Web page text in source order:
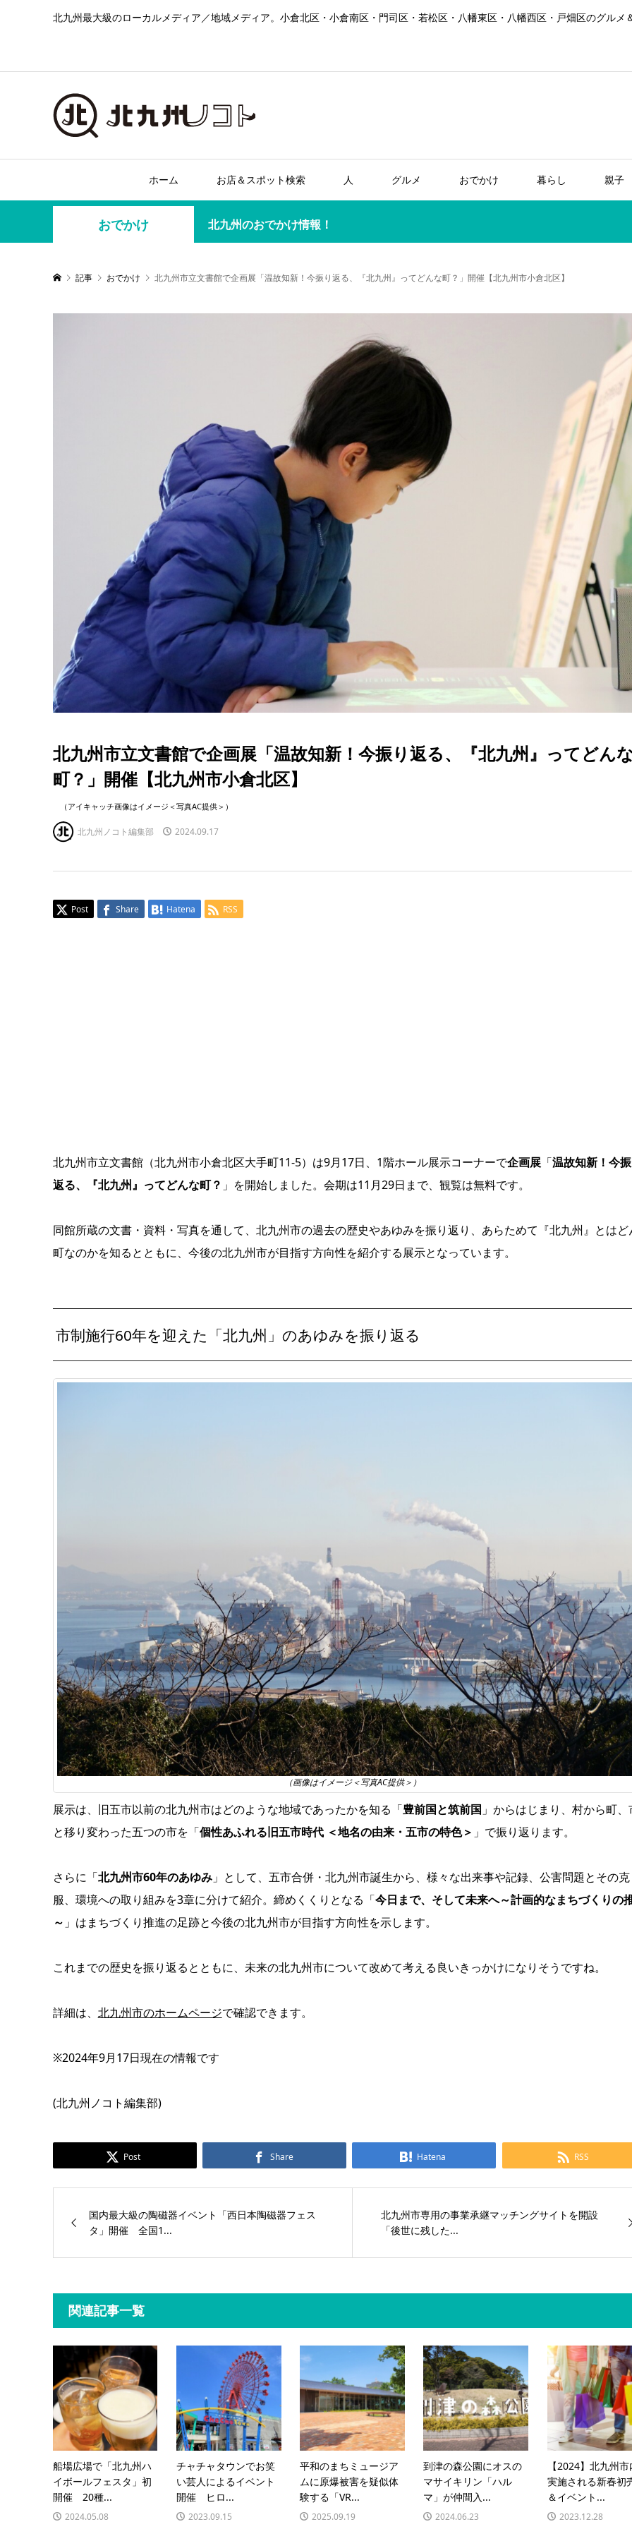
北九州最大級のローカルメディア／地域メディア。小倉北区・小倉南区・門司区・若松区・八幡東区・八幡西区・戸畑区のグル
ホーム お店＆スポット検索 人 グルメ おでかけ 暮らし 親子
おでかけ 北九州のおでかけ情報！
記事 おでかけ 北九州市立文書館で企画展「温故知新！今振り返る、『北九州』ってどんな町？」開催【北九州市小倉北区】
北九州市立文書館で企画展「温故知新！今振り返る、『北九州』ってどん
町？」開催【北九州市小倉北区】
（アイキャッチ画像はイメージ＜写真AC提供＞）
北九州ノコト編集部 2024.09.17
Post Share Hatena RSS
北九州市立文書館（北九州市小倉北区大手町11-5）は9月17日、1階ホール展示コーナーで企画展「温故知新！今
返る、『北九州』ってどんな町？ 」を開始しました。会期は11月29日まで、観覧は無料です。
同館所蔵の文書・資料・写真を通して、北九州市の過去の歴史やあゆみを振り返り、あらためて『北九州』とはど
町なのかを知るとともに、今後の北九州市が目指す方向性を紹介する展示となっています。
市制施行60年を迎えた「北九州」のあゆみを振り返る
（画像はイメージ＜写真AC提供＞）
展示は、旧五市以前の北九州市はどのような地域であったかを知る「豊前国と筑前国 」からはじまり、村から町、
と移り変わった五つの市を「個性あふれる旧五市時代 ＜地名の由来・五市の特色＞ 」で振り返ります。
さらに「北九州市60年のあゆみ」として、五市合併・北九州市誕生から、様々な出来事や記録、公害問題とその克
服、環境への取り組みを3章に分けて紹介。締めくくりとなる「今日まで、そして未来へ～計画的なまちづくりの
～ 」はまちづくり推進の足跡と今後の北九州市が目指す方向性を示します。
これまでの歴史を振り返るとともに、未来の北九州市について改めて考える良いきっかけになりそうですね。
詳細は、 北九州市のホームページで確認できます。
※2024年9月17日現在の情報です
(北九州ノコト編集部)
Post Share Hatena RSS
国内最大級の陶磁器イベント「西日本陶磁器フェス
タ」開催 全国1...
北九州市専用の事業承継マッチングサイトを開設
「後世に残した...
関連記事一覧
船場広場で「北九州ハ
イボールフェスタ」初
開催 20種...
2024.05.08
チャチャタウンでお笑
い芸人によるイベント
開催 ヒロ...
2023.09.15
平和のまちミュージア
ムに原爆被害を疑似体
験する「VR...
2025.09.19
到津の森公園にオスの
マサイキリン「ハル
マ」が仲間入...
2024.06.23
【2024】北九州
実施される新春初
＆イベント...
2023.12.28